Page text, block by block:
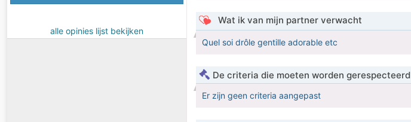
alle opinies lijst bekijken
Wat ik van mijn partner verwacht
Quel soi drôle gentille adorable etc
De criteria die moeten worden gerespecteerd
Er zijn geen criteria aangepast